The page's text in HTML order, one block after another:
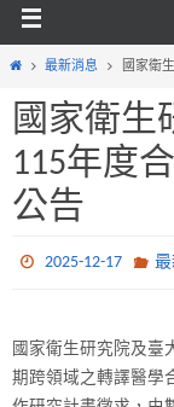
Home最新消息 國家衛
國家衛生
115年度
公告
2025-12-17
國家衛生研究院及臺
期跨領域之轉譯醫學